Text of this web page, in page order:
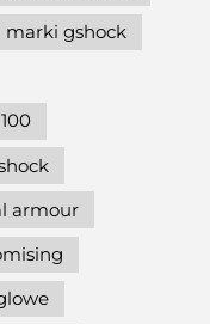
marki gshock
armour